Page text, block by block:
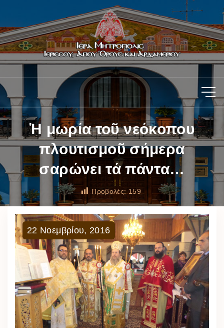
Ἡ μωρία τοῦ νεόκοπου
πλουτισμοῦ σήμερα
σαρώνει τά πάντα…
Προβολές: 159
22 Νοεμβρίου, 2016